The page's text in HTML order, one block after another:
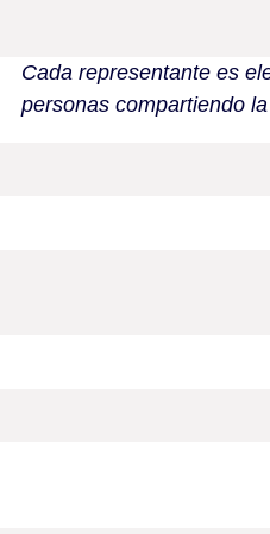
Cada representante es
personas compartiendo